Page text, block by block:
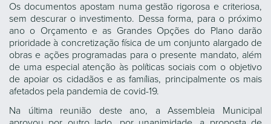
Os documentos apostam numa gestão rigorosa e criteriosa,
sem descurar o investimento. Dessa forma, para o próximo
ano o Orçamento e as Grandes Opções do Plano darão
prioridade à concretização física de um conjunto alargado de
obras e ações programadas para o presente mandato, além
de uma especial atenção às políticas sociais com o objetivo
de apoiar os cidadãos e as famílias, principalmente os mais
afetados pela pandemia de covid-19.
Na última reunião deste ano, a Assembleia Municipal